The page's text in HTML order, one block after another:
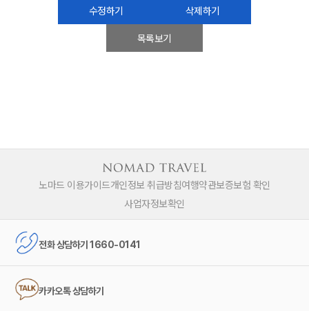
수정하기
삭제하기
목록보기
노마드 이용가이드개인정보 취급방침여행약관보증보험 확인
사업자정보확인
전화 상담하기 1660-0141
카카오톡 상담하기